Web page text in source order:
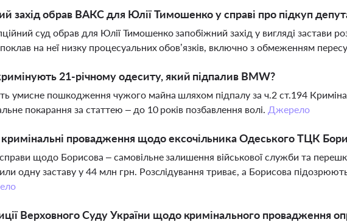
захід обрав ВАКС для Юлії Тимошенко у справі про підкуп
суд обрав для Юлії Тимошенко запобіжний захід у вигляді застави
на неї низку процесуальних обов’язків, включно з обмеженням
21-річному одеситу, який підпалив BMW?
умисне пошкодження чужого майна шляхом підпалу за ч.2 ст.194
покарання за статтею – до 10 років позбавлення волі. Джерело
провадження щодо ексочільника Одеського ТЦК
щодо Борисова – самовільне залишення військової служби та
одну заставу у 44 млн грн. Розслідування триває, а Борисова
Верховного Суду України щодо кримінального провадження